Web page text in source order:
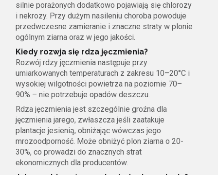
silnie porażonych dodatkowo pojawiają się chlorozy
i nekrozy. Przy dużym nasileniu choroba powoduje
przedwczesne zamieranie i znaczne straty w plonie
ogólnym ziarna oraz w jego jakości.
Kiedy rozwja się rdza jęczmienia?
Rozwój rdzy jęczmienia następuje przy
umiarkowanych temperaturach z zakresu 10–20°C i
wysokiej wilgotności powietrza na poziomie 70–
90% – nie potrzebuje opadów deszczu.
Rdza jęczmienia jest szczególnie groźna dla
jęczmienia jarego, zwłaszcza jeśli zaatakuje
plantacje jesienią, obniżając wówczas jego
mrozoodporność. Może obniżyć plon ziarna o 20-
30%, co prowadzi do znacznych strat
ekonomicznych dla producentów.